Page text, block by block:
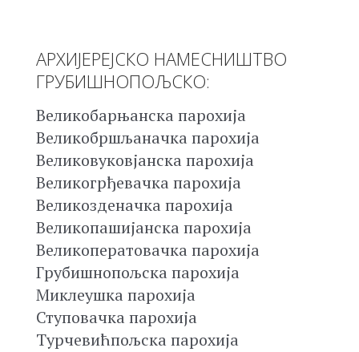
АРХИЈЕРЕЈСКО НАМЕСНИШТВО
ГРУБИШНОПОЉСКО:
Великобарњанска парохија
Великобршљаначка парохија
Великовуковјанска парохија
Великогрђевачка парохија
Великозденачка парохија
Великопашијанска парохија
Великоператовачка парохија
Грубишнопољска парохија
Миклеушка парохија
Ступовачка парохија
Турчевићпољска парохија